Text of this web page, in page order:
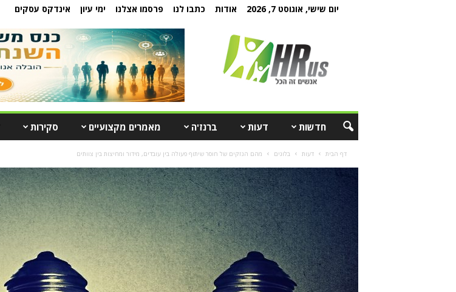
יום שישי, אוגוסט 7, 2026 אודות כתבו לנו פרסמו אצלנו ימי עיון אינדקס עסקים
חדשות דעות ברנז'ה מאמרים מקצועיים סקירות
דף הבית דעות בלוגים מהם הנזקים של חוסר שיתוף פעולה בין עובדים, מידור ומחיצות בין צוותים